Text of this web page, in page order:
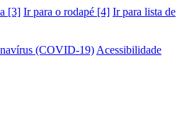
[3] Ir para o rodapé [4] Ir para lista de
(COVID-19) Acessibilidade